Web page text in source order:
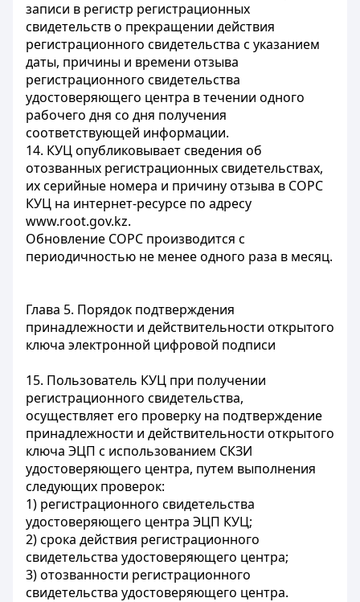
записи в регистр регистрационных
свидетельств о прекращении действия
регистрационного свидетельства с указанием
даты, причины и времени отзыва
регистрационного свидетельства
удостоверяющего центра в течении одного
рабочего дня со дня получения
соответствующей информации.
14. КУЦ опубликовывает сведения об
отозванных регистрационных свидетельствах,
их серийные номера и причину отзыва в СОРС
КУЦ на интернет-ресурсе по адресу
www.root.gov.kz.
Обновление СОРС производится с
периодичностью не менее одного раза в месяц.
Глава 5. Порядок подтверждения
принадлежности и действительности открытого
ключа электронной цифровой подписи
15. Пользователь КУЦ при получении
регистрационного свидетельства,
осуществляет его проверку на подтверждение
принадлежности и действительности открытого
ключа ЭЦП с использованием СКЗИ
удостоверяющего центра, путем выполнения
следующих проверок:
1) регистрационного свидетельства
удостоверяющего центра ЭЦП КУЦ;
2) срока действия регистрационного
свидетельства удостоверяющего центра;
3) отозванности регистрационного
свидетельства удостоверяющего центра.